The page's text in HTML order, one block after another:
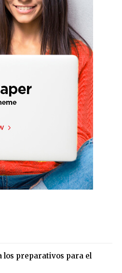
los preparativos para el